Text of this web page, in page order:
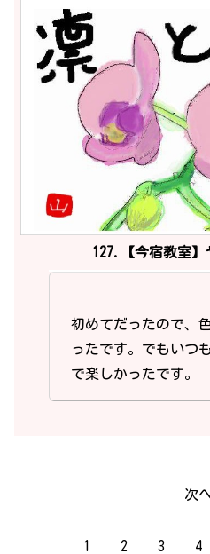
127.【今宿教室】
初めてだったので、
ったです。でもいつ
で楽しかったです。
次
1 2 3 4